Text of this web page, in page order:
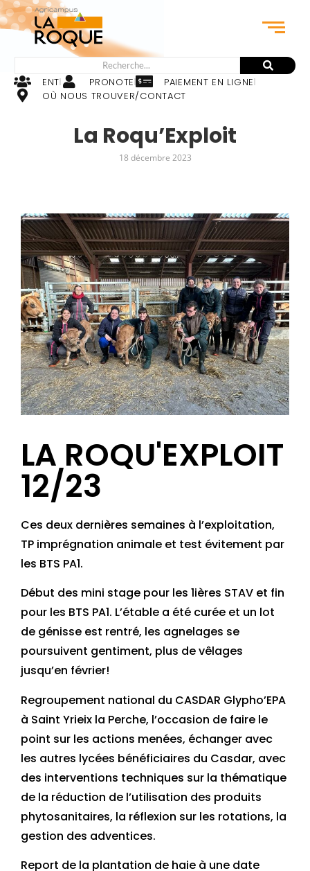
ENT PRONOTE
PAIEMENT EN LIGNE
OÙ NOUS TROUVER/CONTACT
La Roqu’Exploit
18 décembre 2023
LA ROQU'EXPLOIT
12/23
Ces deux dernières semaines à l’exploitation,
TP imprégnation animale et test évitement par
les BTS PA1.
Début des mini stage pour les 1ières STAV et fin
pour les BTS PA1. L’étable a été curée et un lot
de génisse est rentré, les agnelages se
poursuivent gentiment, plus de vêlages
jusqu’en février!
Regroupement national du CASDAR Glypho’EPA
à Saint Yrieix la Perche, l’occasion de faire le
point sur les actions menées, échanger avec
les autres lycées bénéficiaires du Casdar, avec
des interventions techniques sur la thématique
de la réduction de l’utilisation des produits
phytosanitaires, la réflexion sur les rotations, la
gestion des adventices.
Report de la plantation de haie à une date